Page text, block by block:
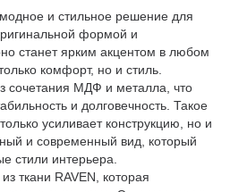
и стильное решение для
формой и
станет ярким акцентом в любом
комфорт, но и стиль.
сочетания МДФ и металла, что
и долговечность. Такое
усиливает конструкцию, но и
и современный вид, который
стили интерьера.
ткани RAVEN, которая